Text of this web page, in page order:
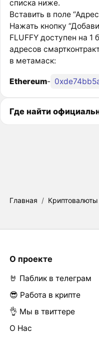
списка ниже.
Вставить в поле
Нажать кнопку
FLUFFY доступен на 1
адресов
в метамаск:
Ethereum-
Где найти
Главная / Криптовалюты
О проекте
🤘 Паблик в телеграм
😎 Работа в крипте
👌 Мы в твиттере
О Нас